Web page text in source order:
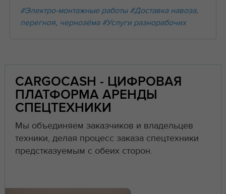
#Электро-монтажные работы #Доставка навоза,
перегноя, чернозёма #Услуги разнорабочих
CARGOCASH - ЦИФРОВАЯ
ПЛАТФОРМА АРЕНДЫ
СПЕЦТЕХНИКИ
Мы объединяем заказчиков и владельцев
техники, делая процесс заказа спецтехники
предстказуемым с обеих сторон.